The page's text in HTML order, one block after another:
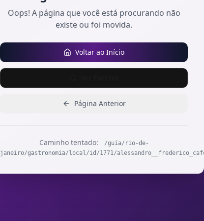
Oops! A página que você está procurando não
existe ou foi movida.
Voltar ao Início
Página Anterior
Caminho tentado:
/guia/rio-de-
janeiro/gastronomia/local/id/1771/